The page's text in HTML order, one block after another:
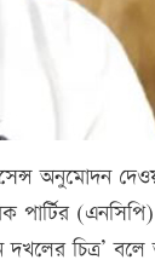
অনুমোদন
পার্টির
দখলের চিত্র’